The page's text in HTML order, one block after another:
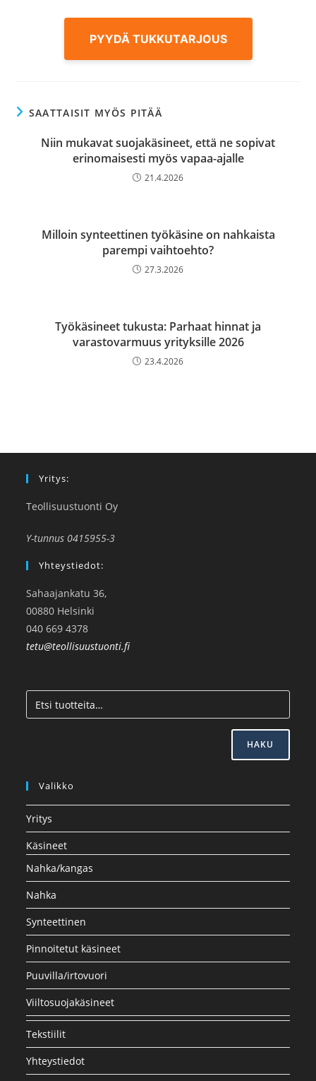
PYYDÄ TUKKUTARJOUS
SAATTAISIT MYÖS PITÄÄ
Niin mukavat suojakäsineet, että ne sopivat
erinomaisesti myös vapaa-ajalle
21.4.2026
Milloin synteettinen työkäsine on nahkaista
parempi vaihtoehto?
27.3.2026
Työkäsineet tukusta: Parhaat hinnat ja
varastovarmuus yrityksille 2026
23.4.2026
Yritys:
Teollisuustuonti Oy
Y-tunnus 0415955-3
Yhteystiedot:
Sahaajankatu 36,
00880 Helsinki
040 669 4378
tetu@teollisuustuonti.fi
HAKU
Valikko
Yritys
Käsineet
Nahka/kangas
Nahka
Synteettinen
Pinnoitetut käsineet
Puuvilla/irtovuori
Viiltosuojakäsineet
Tekstiilit
Yhteystiedot